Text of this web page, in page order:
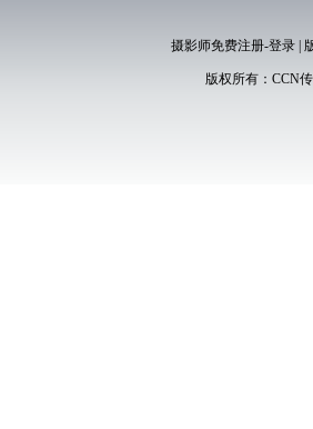
摄影师免费注册-登录|
版权所有： CCN